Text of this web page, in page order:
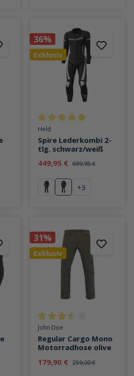
von 0 von 5 Sternen
36%
Exklusiv
Durchschnittliche Bewertung
Held
Spire Lederkombi 2-
tlg. schwarz/weiß
449,95 € 699,95 €
schwarzweiß
+3
von 4.8 von 5 Sternen
31%
Exklusiv
Durchschnittliche Bewertung
John Doe
Regular Cargo Mono
Motorradhose olive
179,90 € 259,00 €